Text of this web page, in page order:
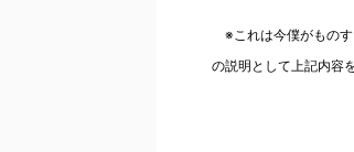
※これは今僕がものす
の説明として上記内容